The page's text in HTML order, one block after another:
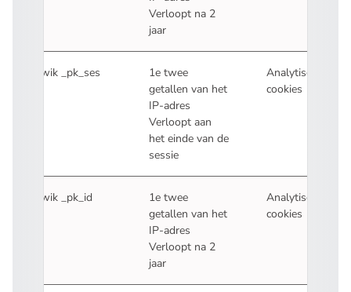
Verloopt na 2
jaar
Piwik _pk_ses
1e twee
getallen van het
IP-adres
Verloopt aan
het einde van de
sessie
Analytische
cookies
Piwik _pk_id
1e twee
getallen van het
IP-adres
Verloopt na 2
jaar
Analytische
cookies